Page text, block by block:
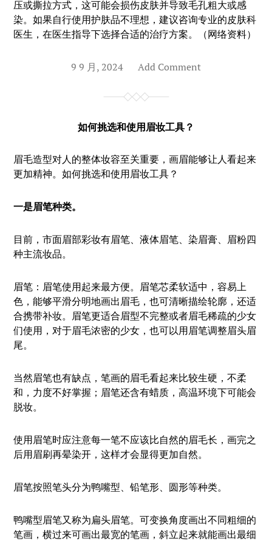
压或撕拉方式，这可能会损伤皮肤并导致毛孔粗大或感
染。如果自行使用护肤品不理想，建议咨询专业的皮肤科
医生，在医生指导下选择合适的治疗方案。（网络资料）
9 9 月, 2024 Add Comment
如何挑选和使用眉妆工具？
眉毛造型对人的整体妆容至关重要，画眉能够让人看起来
更加精神。如何挑选和使用眉妆工具？
一是眉笔种类。
目前，市面眉部彩妆有眉笔、液体眉笔、染眉膏、眉粉四
种主流妆品。
眉笔：眉笔使用起来最方便。眉笔芯柔软适中，容易上
色，能够平滑分明地画出眉毛，也可清晰描绘轮廓，还适
合携带补妆。眉笔更适合眉型不完整或者眉毛稀疏的少女
们使用，对于眉毛浓密的少女，也可以用眉笔调整眉头眉
尾。
当然眉笔也有缺点，笔画的眉毛看起来比较生硬，不柔
和，力度不好掌握；眉笔还含有蜡质，高温环境下可能会
脱妆。
使用眉笔时应注意每一笔不应该比自然的眉毛长，画完之
后用眉刷再晕染开，这样才会显得更加自然。
眉笔按照笔头分为鸭嘴型、铅笔形、圆形等种类。
鸭嘴型眉笔又称为扁头眉笔。可变换角度画出不同粗细的
笔画，横过来可画出最宽的笔画，斜立起来就能画出最细